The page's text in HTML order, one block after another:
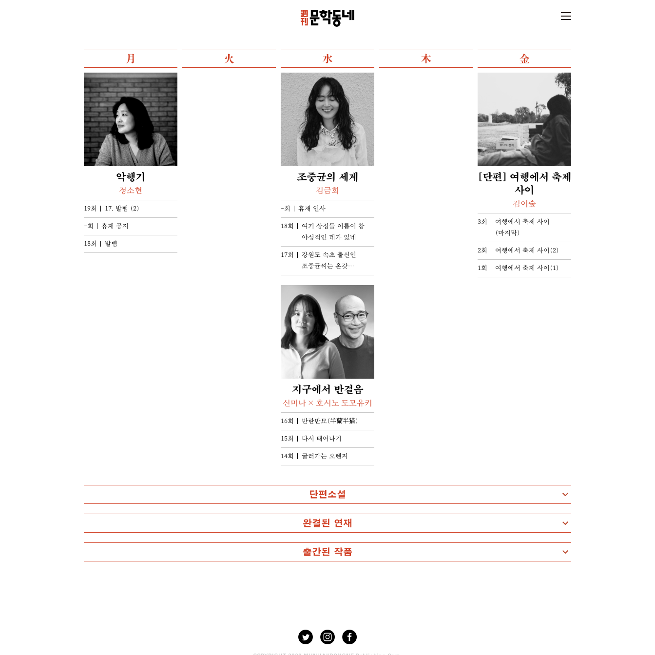
月
악행기
정소현
19회 17. 발뺌 (2)
-회 휴재 공지
18회 발뺌
火 水
조중균의 세계
김금희
-회 휴재 인사
18회
여기 상점들 이름이 참
야성적인 데가 있네
17회
강원도 속초 출신인
조중균씨는 온갖
생선들 사이에서
그런 재료의 반찬들이
올라왔다
지구에서 반걸음
신미나 × 호시노 도모유키
16회 반란반묘(半蘭半猫)
15회 다시 태어나기
14회 굴러가는 오렌지
木 金
[단편] 여행에서 축제
사이
김이숲
3회
여행에서 축제 사이
(마지막)
2회 여행에서 축제 사이(2)
1회 여행에서 축제 사이(1)
단편소설
완결된 연재
출간된 작품